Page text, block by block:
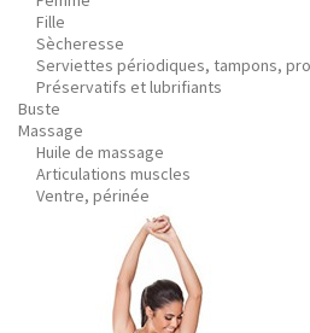
Fille
Sècheresse
Serviettes périodiques, tampons,
Préservatifs et lubrifiants
Buste
Massage
Huile de massage
Articulations muscles
Ventre, périnée